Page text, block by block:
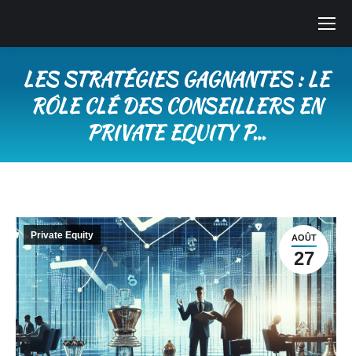
LES STRATÉGIES GAGNANTES : LE
RÔLE CLÉ DES CONSEILLERS EN
PRIVATE EQUITY P…
AOÛT
27
Private Equity